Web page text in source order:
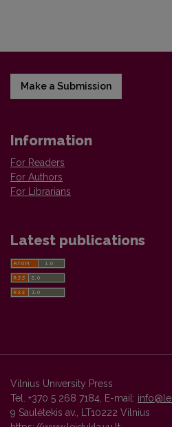
Make a Submission
Information
For Readers
For Authors
For Librarians
Latest publications
Vilnius University Press
Tel. +370 5 268 7184, E-mail:
9 Saulėtekis av., LT10222 Vilnius